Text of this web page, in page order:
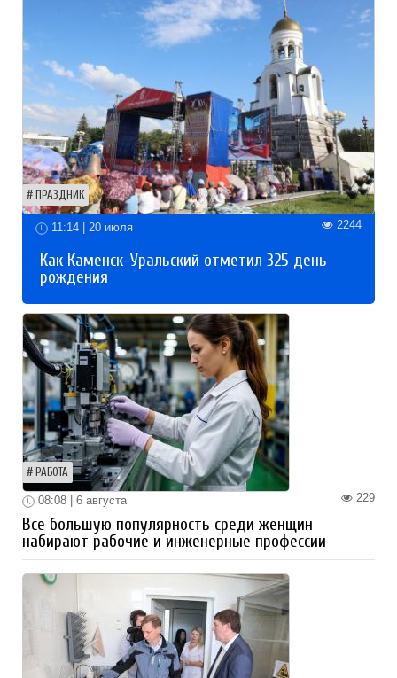
ПРАЗДНИК
11:14 | 20 июля 2244
Как Каменск-Уральский отметил 325 день
рождения
РАБОТА
229
08:08 | 6 августа
Все большую популярность среди женщин
набирают рабочие и инженерные профессии